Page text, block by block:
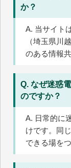
か？
A. 当サイト
（埼玉県川
のある情報
Q. なぜ迷惑
のですか？
A. 日常的に
けです。同
できる場を